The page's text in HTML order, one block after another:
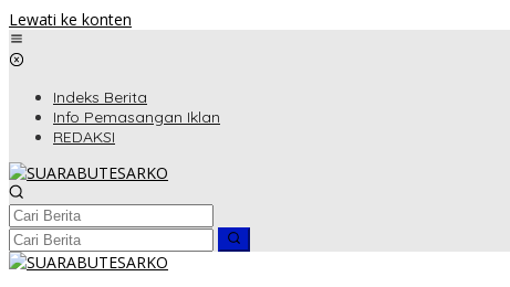
Lewati ke konten
Indeks Berita
Info Pemasangan Iklan
REDAKSI